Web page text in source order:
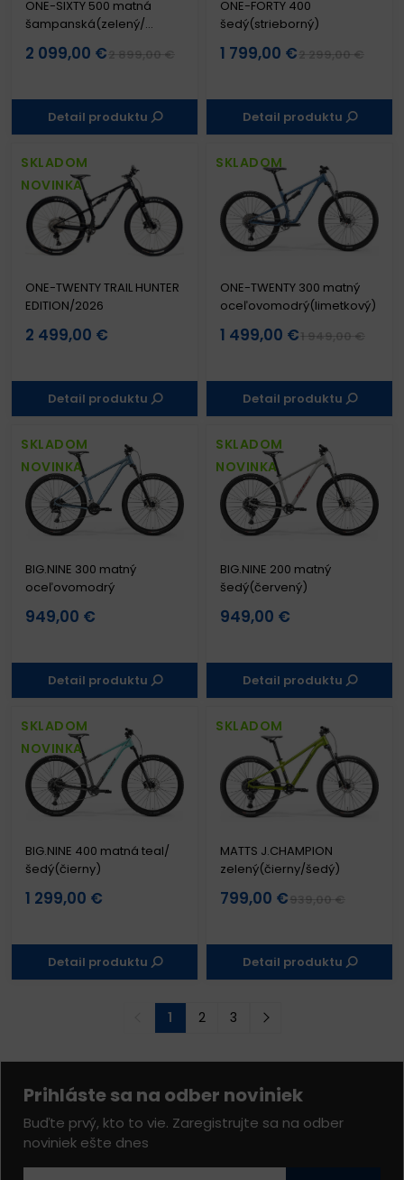
ONE-SIXTY 500 matná
šampanská(zelený/
2 099,00 € 2 899,00 €
Detail produktu
ONE-FORTY 400
šedý(strieborný)
1 799,00 € 2 299,00 €
Detail produktu
SKLADOM
NOVINKA
ONE-TWENTY TRAIL HUNTER
EDITION/2026
2 499,00 €
Detail produktu
SKLADOM
ONE-TWENTY 300 matný
oceľovomodrý(limetkový)
1 499,00 € 1 949,00 €
Detail produktu
SKLADOM
NOVINKA
BIG.NINE 300 matný
oceľovomodrý
949,00 €
Detail produktu
SKLADOM
NOVINKA
BIG.NINE 200 matný
šedý(červený)
949,00 €
Detail produktu
SKLADOM
NOVINKA
BIG.NINE 400 matná teal/
šedý(čierny)
1 299,00 €
Detail produktu
SKLADOM
MATTS J.CHAMPION
zelený(čierny/šedý)
799,00 €939,00 €
Detail produktu
1 2 3
Prihláste sa na odber noviniek
Buďte prvý, kto to vie. Zaregistrujte sa na odber
noviniek ešte dnes